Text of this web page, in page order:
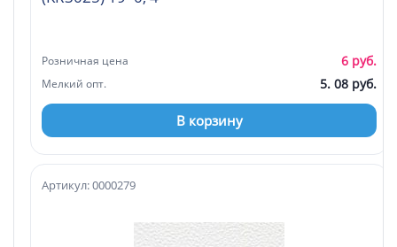
Розничная цена 6 руб.
Мелкий опт. 5. 08 руб.
В корзину
Артикул: 0000279